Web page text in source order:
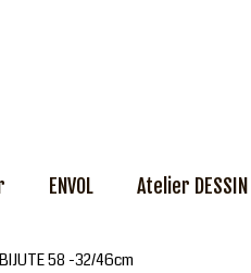
ENVOL Atelier
58 -32/46cm